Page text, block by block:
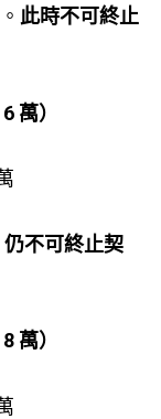
此時不可終止
萬）
仍不可終止契
萬）